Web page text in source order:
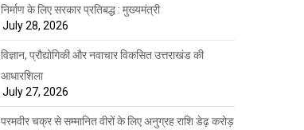
निर्माण के लिए सरकार प्रतिबद्ध : मुख्यमंत्री
July 28, 2026
विज्ञान, प्रौद्योगिकी और नवाचार विकसित उत्तराखंड की
आधारशिला
July 27, 2026
परमवीर चक्र से सम्मानित वीरों के लिए अनुग्रह राशि डेढ़ करोड़